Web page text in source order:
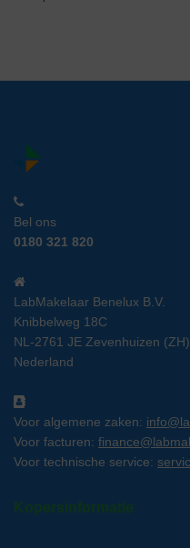
Bel ons
0180 321 820
LabMakelaar Benelux B.V.
Knibbelweg 18C
NL-2761 JE Zevenhuizen (ZH)
Nederland
Voor algemene zaken:
Voor facturen:
Voor technische service:
Kopersinformatie